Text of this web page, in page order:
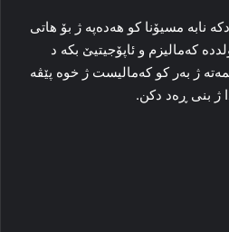
نابە مسیۆنا کو ھەدەپە ژ بۆ هاتی
که‌مالیزم و ئاپۆجیتیێ بکه‌ د
ژ به‌ر کو که‌مالیست ژ خوه‌ پێڤه‌
ژ بنی ڕه‌د دکن.